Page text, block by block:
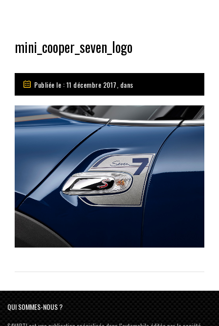
mini_cooper_seven_logo
Publiée le : 11 décembre 2017, dans
QUI SOMMES-NOUS ?